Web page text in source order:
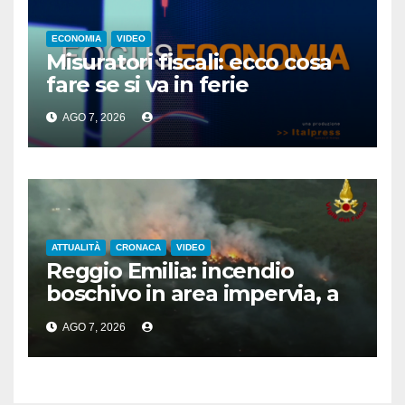
ECONOMIA VIDEO
Misuratori fiscali: ecco cosa
fare se si va in ferie
AGO 7, 2026
ATTUALITÀ CRONACA VIDEO
Reggio Emilia: incendio
boschivo in area impervia, a
Canossa
AGO 7, 2026